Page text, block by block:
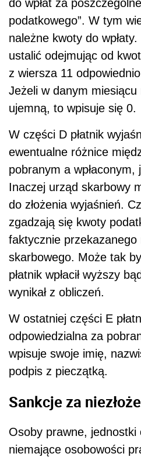
do wpłat za
podatkowego”. W tym
należne kwoty do
ustalić odejmując od
z wiersza 11
Jeżeli w danym
ujemną, to wpisuje się 0.
W części D płatnik
ewentualne różnice
pobranym a wpłaconym,
Inaczej urząd skarbowy
do złożenia wyjaśnień.
zgadzają się kwoty
faktycznie
skarbowego. Może tak
płatnik wpłacił wyższy
wynikał z obliczeń.
W ostatniej części E
odpowiedzialna za
wpisuje swoje imię,
podpis z pieczątką.
Sankcje za
Osoby prawne, jednostki
niemające osobowości